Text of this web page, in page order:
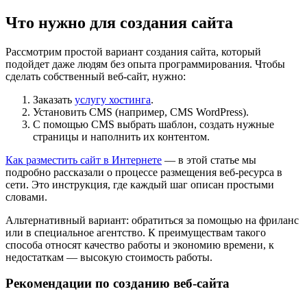
Что нужно для создания сайта
Рассмотрим простой вариант создания сайта, который
подойдет даже людям без опыта программирования. Чтобы
сделать собственный веб-сайт, нужно:
Заказать услугу хостинга.
Установить CMS (например, CMS WordPress).
С помощью CMS выбрать шаблон, создать нужные
страницы и наполнить их контентом.
Как разместить сайт в Интернете — в этой статье мы
подробно рассказали о процессе размещения веб-ресурса в
сети. Это инструкция, где каждый шаг описан простыми
словами.
Альтернативный вариант: обратиться за помощью на фриланс
или в специальное агентство. К преимуществам такого
способа относят качество работы и экономию времени, к
недостаткам — высокую стоимость работы.
Рекомендации по созданию веб-сайта